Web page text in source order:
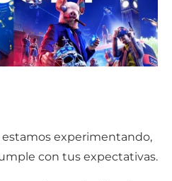
estamos experimentando,
con tus expectativas.